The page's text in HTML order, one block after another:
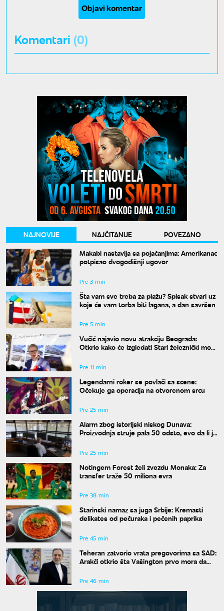
Objavi komentar
Komentari (0)
NAJNOVIJE NAJČITANIJE
POVEZANO
Makabi nastavlja sa pojačanjima: Amerikanac
potpisao dvogodišnji ugovor
Pre 3 min
Šta vam sve treba za plažu? Spisak stvari uz
koje će vam torba biti lagana, a dan savršen
Pre 5 min
Vučić najavio novu atrakciju Beograda:
Otkrio kako će izgledati Stari železnički most
Pre 11 min
Legendarni roker se povlači sa scene:
Očekuje ga operacija na otvorenom srcu
Pre 25 min
Alarm zbog istorijski niskog Dunava:
Proizvodnja struje pala 50 odsto, evo da li je
Pre 25 min
Notingem Forest želi zvezdu Monaka: Za
transfer traže 50 miliona evra
Pre 38 min
Starinski namaz sa juga Srbije: Kremasti
delikates od pečuraka i pečenih paprika
Pre 45 min
Teheran zatvorio vrata pregovorima sa SAD:
Arakči otkrio šta Vašington prvo mora da
Pre 46 min